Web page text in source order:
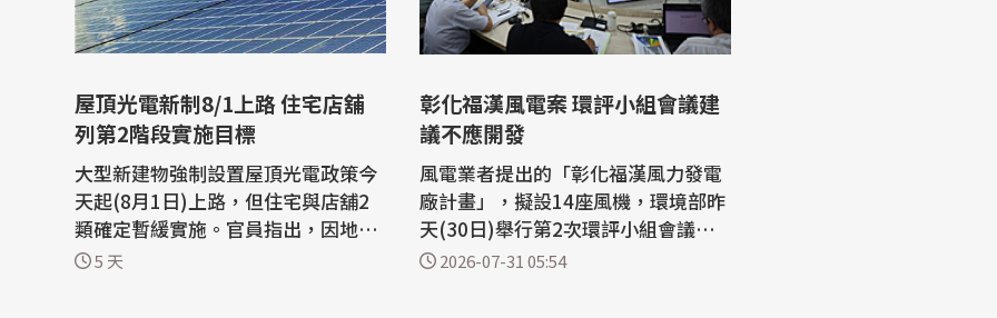
屋頂光電新制8/1上路 住宅店舖
列第2階段實施目標
大型新建物強制設置屋頂光電政策今
天起(8月1日)上路，但住宅與店舖2
類確定暫緩實施。官員指出，因地方
政府反映實務操作將有設置、產權、
5 天
彰化福漢風電案 環評小組會議建
議不應開發
風電業者提出的「彰化福漢風力發電
廠計畫」，擬設14座風機，環境部昨
天(30日)舉行第2次環評小組會議。
環保、酪農等團體到場表達反對，會
2026-07-31 05:54